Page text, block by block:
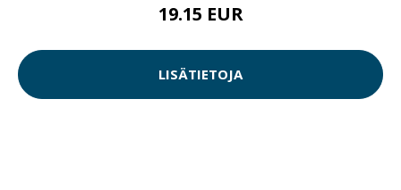
19.15 EUR
LISÄTIETOJA